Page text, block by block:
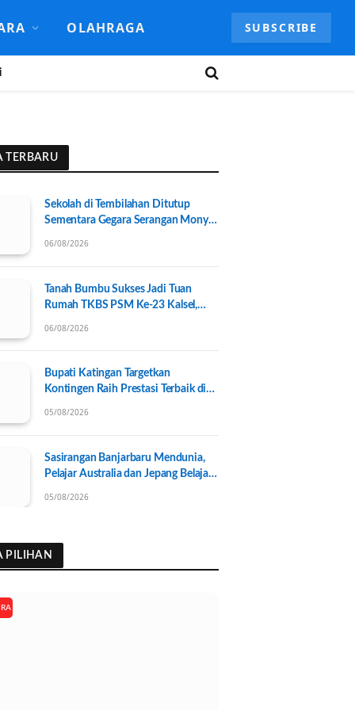
OLAHRAGA SUBSCRIBE
TERBARU
Sekolah di Tembilahan Ditutup
Sementara Gegara Serangan Monyet
06/08/2026
Tanah Bumbu Sukses Jadi Tuan
Rumah TKBS PSM Ke-23 Kalsel,
06/08/2026
Bupati Katingan Targetkan
Kontingen Raih Prestasi Terbaik di
05/08/2026
Sasirangan Banjarbaru Mendunia,
Pelajar Australia dan Jepang Belajar
05/08/2026
PILIHAN